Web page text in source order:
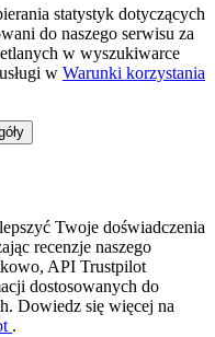
statystyk dotyczących
do naszego serwisu za
w wyszukiwarce
w Warunki korzystania
Twoje doświadczenia
recenzje naszego
API Trustpilot
dostosowanych do
Dowiedz się więcej na
.